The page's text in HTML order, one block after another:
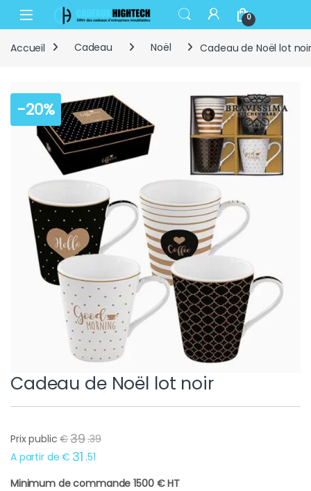
Skip to navigation
Skip to content
Open 0
Accueil Cadeau Noël Cadeau de Noël lot
-20%
Cadeau de Noël lot noir
Prix public €39.39
A partir de € 31 .51
Minimum de commande 1500 € HT